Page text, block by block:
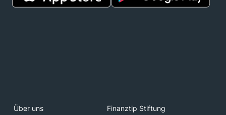
Über uns
Finanztip Stiftung